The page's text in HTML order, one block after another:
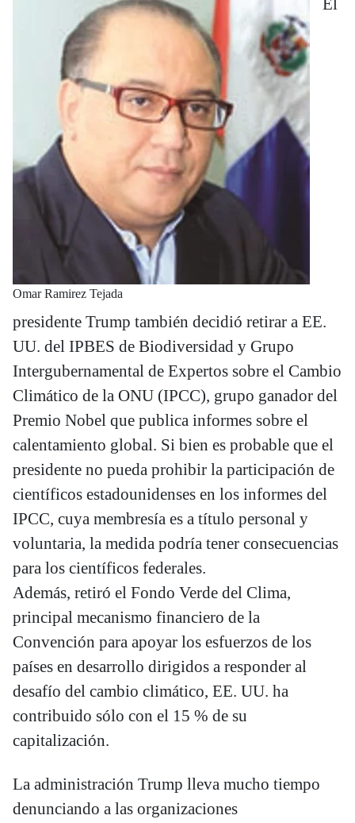
Omar Ramirez Tejada
El
presidente Trump también decidió retirar a EE.
UU. del IPBES de Biodiversidad y Grupo
Intergubernamental de Expertos sobre el Cambio
Climático de la ONU (IPCC), grupo ganador del
Premio Nobel que publica informes sobre el
calentamiento global. Si bien es probable que el
presidente no pueda prohibir la participación de
científicos estadounidenses en los informes del
IPCC, cuya membresía es a título personal y
voluntaria, la medida podría tener consecuencias
para los científicos federales.
Además, retiró el Fondo Verde del Clima,
principal mecanismo financiero de la
Convención para apoyar los esfuerzos de los
países en desarrollo dirigidos a responder al
desafío del cambio climático, EE. UU. ha
contribuido sólo con el 15 % de su
capitalización.
La administración Trump lleva mucho tiempo
denunciando a las organizaciones